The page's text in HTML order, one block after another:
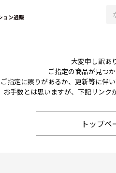
ョン通販
大変申し訳あ
ご指定の商品が見つか
指定に誤りがあるか、更新等に伴
お手数とは思いますが、下記リンク
トップペ